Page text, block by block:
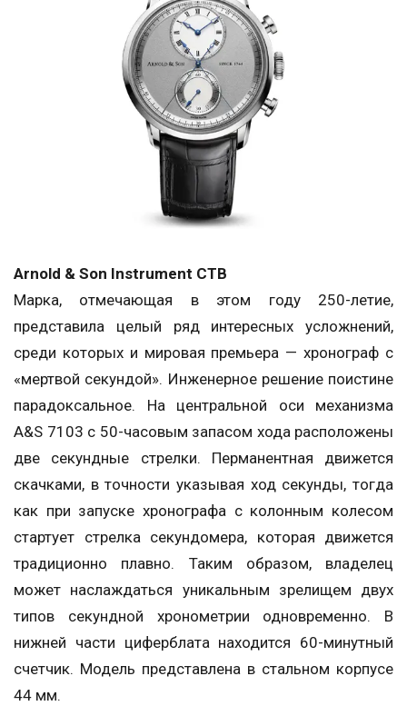
Arnold & Son Instrument CTB
Марка, отмечающая в этом году 250-летие,
представила целый ряд интересных усложнений,
среди которых и мировая премьера — хронограф с
«мертвой секундой». Инженерное решение поистине
парадоксальное. На центральной оси механизма
A&S 7103 с 50-часовым запасом хода расположены
две секундные стрелки. Перманентная движется
скачками, в точности указывая ход секунды, тогда
как при запуске хронографа с колонным колесом
стартует стрелка секундомера, которая движется
традиционно плавно. Таким образом, владелец
может наслаждаться уникальным зрелищем двух
типов секундной хронометрии одновременно. В
нижней части циферблата находится 60-минутный
счетчик. Модель представлена в стальном корпусе
44 мм.